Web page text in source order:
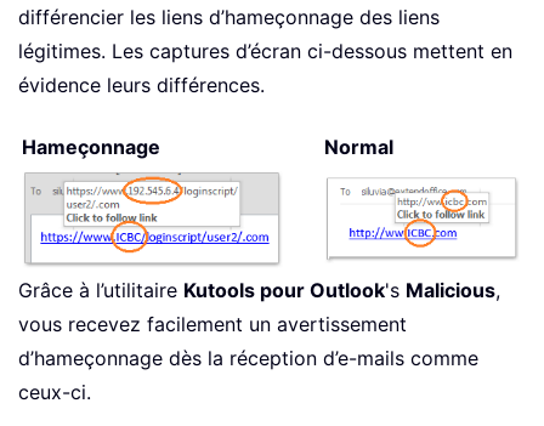
différencier les liens d’hameçonnage des liens
légitimes. Les captures d’écran ci-dessous mettent en
évidence leurs différences.
Hameçonnage Normal
Grâce à l’utilitaire Kutools pour Outlook's Malicious,
vous recevez facilement un avertissement
d’hameçonnage dès la réception d’e-mails comme
ceux-ci.